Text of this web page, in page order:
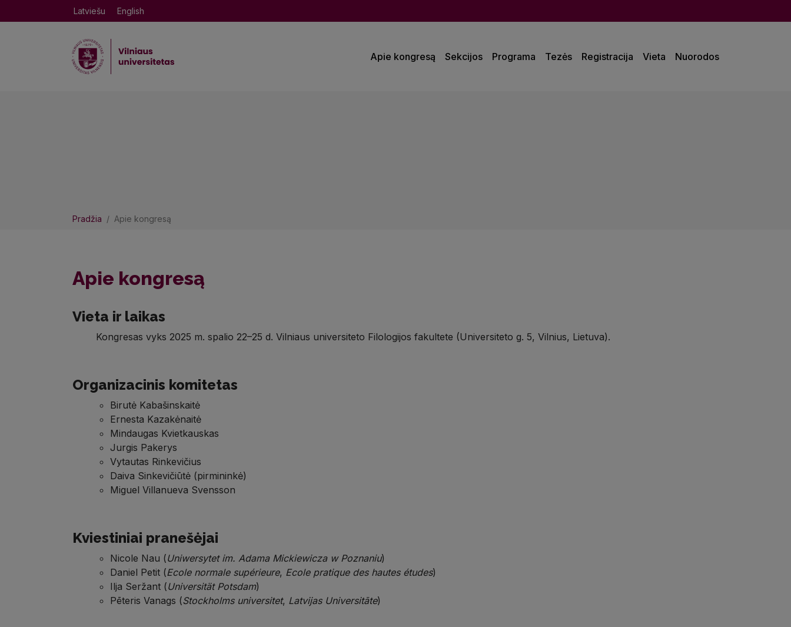
Latviešu English
Apie kongresą Sekcijos Programa Tezės Registracija Vieta Nuorodos
Pradžia Apie kongresą
Apie kongresą
Vieta ir laikas
Kongresas vyks 2025 m. spalio 22–25 d. Vilniaus universiteto Filologijos fakultete (Universiteto g. 5, Vilnius, Lietuva).
Organizacinis komitetas
Birutė Kabašinskaitė
Ernesta Kazakėnaitė
Mindaugas Kvietkauskas
Jurgis Pakerys
Vytautas Rinkevičius
Daiva Sinkevičiūtė (pirmininkė)
Miguel Villanueva Svensson
Kviestiniai pranešėjai
Nicole Nau (Uniwersytet im. Adama Mickiewiczaw Poznaniu)
Daniel Petit (Ecole normale supérieure, Ecole pratique des hautes études)
Ilja Seržant (Universität Potsdam)
Pēteris Vanags (Stockholms universitet, Latvijas Universitāte)